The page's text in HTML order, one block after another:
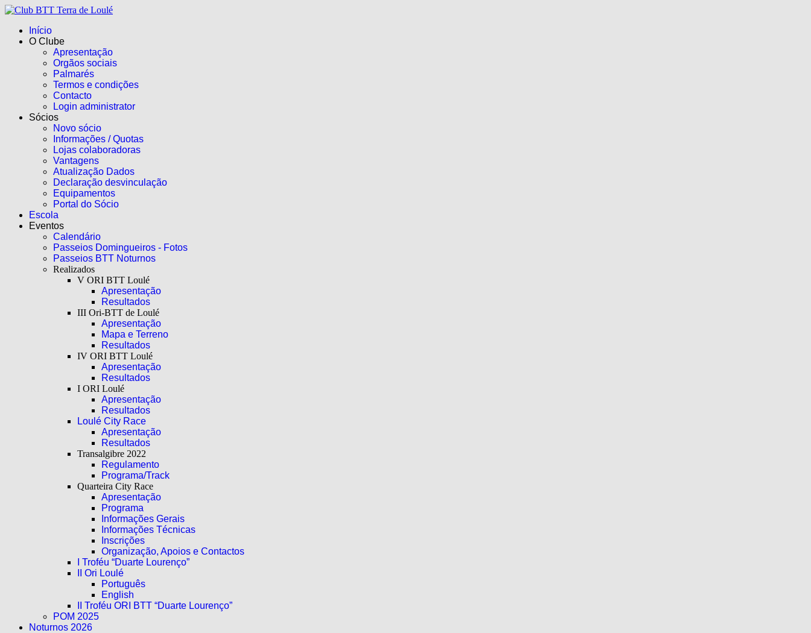
Início
O Clube
Apresentação
Orgãos sociais
Palmarés
Termos e condições
Contacto
Login administrator
Sócios
Novo sócio
Informações / Quotas
Lojas colaboradoras
Vantagens
Atualização Dados
Declaração desvinculação
Equipamentos
Portal do Sócio
Escola
Eventos
Calendário
Passeios Domingueiros - Fotos
Passeios BTT Noturnos
Realizados
V ORI BTT Loulé
Apresentação
Resultados
III Ori-BTT de Loulé
Apresentação
Mapa e Terreno
Resultados
IV ORI BTT Loulé
Apresentação
Resultados
I ORI Loulé
Apresentação
Resultados
Loulé City Race
Apresentação
Resultados
Transalgibre 2022
Regulamento
Programa/Track
Quarteira City Race
Apresentação
Programa
Informações Gerais
Informações Técnicas
Inscrições
Organização, Apoios e Contactos
I Troféu “Duarte Lourenço”
II Ori Loulé
Português
English
II Troféu ORI BTT “Duarte Lourenço”
POM 2025
Noturnos 2026